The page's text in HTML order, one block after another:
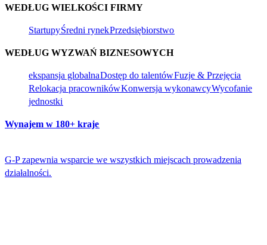
WEDŁUG WIELKOŚCI FIRMY​​
Startupy​​Średni rynek​​Przedsiębiorstwo​​
WEDŁUG WYZWAŃ BIZNESOWYCH​​
ekspansja globalna​​Dostęp do talentów​​Fuzje & Przejęcia​​
Relokacja pracowników​​Konwersja wykonawcy​​Wycofanie
jednostki​​
Wynajem w 180+ kraje​​
G-P zapewnia wsparcie we wszystkich miejscach prowadzenia
działalności.​​